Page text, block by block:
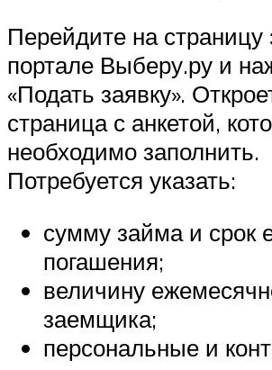
Перейдите на страницу
портале Выберу.ру и
«Подать заявку».
страница с анкетой,
необходимо заполнить.
Потребуется указать:
сумму займа и срок
погашения;
величину
заемщика;
персональные и